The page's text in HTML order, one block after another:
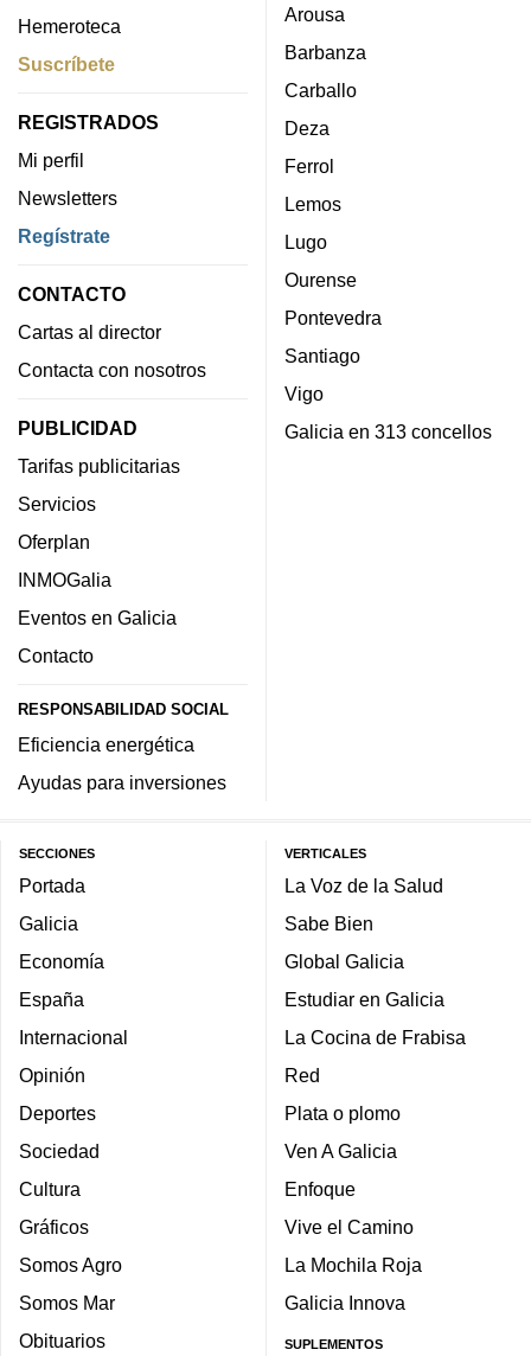
Hemeroteca
Suscríbete
REGISTRADOS
Mi perfil
Newsletters
Regístrate
CONTACTO
Cartas al director
Contacta con nosotros
PUBLICIDAD
Tarifas publicitarias
Servicios
Oferplan
INMOGalia
Eventos en Galicia
Contacto
RESPONSABILIDAD SOCIAL
Eficiencia energética
Ayudas para inversiones
Arousa
Barbanza
Carballo
Deza
Ferrol
Lemos
Lugo
Ourense
Pontevedra
Santiago
Vigo
Galicia en 313 concellos
SECCIONES
Portada
Galicia
Economía
España
Internacional
Opinión
Deportes
Sociedad
Cultura
Gráficos
Somos Agro
Somos Mar
Obituarios
VERTICALES
La Voz de la Salud
Sabe Bien
Global Galicia
Estudiar en Galicia
La Cocina de Frabisa
Red
Plata o plomo
Ven A Galicia
Enfoque
Vive el Camino
La Mochila Roja
Galicia Innova
SUPLEMENTOS